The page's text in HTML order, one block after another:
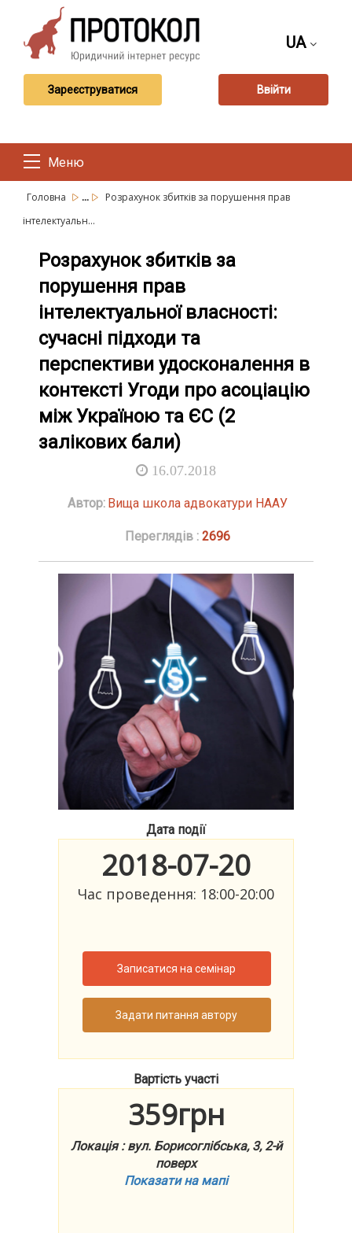
UA
Зареєструватися Ввійти
Меню
Головна ...
Розрахунок збитків за порушення прав
інтелектуальн...
Розрахунок збитків за
порушення прав
інтелектуальної власності:
сучасні підходи та
перспективи удосконалення в
контексті Угоди про асоціацію
між Україною та ЄС (2
залікових бали)
16.07.2018
Автор: Вища школа адвокатури НААУ
Переглядів :2696
Дата події
2018-07-20
Час проведення: 18:00-20:00
Записатися на семінар
Задати питання автору
Вартість участі
359грн
Локація : вул. Борисоглібська, 3, 2-й
поверх
Показати на мапі